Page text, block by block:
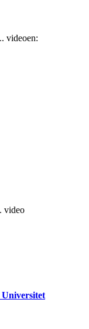
videoen:
video